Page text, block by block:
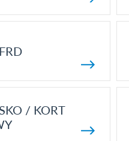
/ KORT